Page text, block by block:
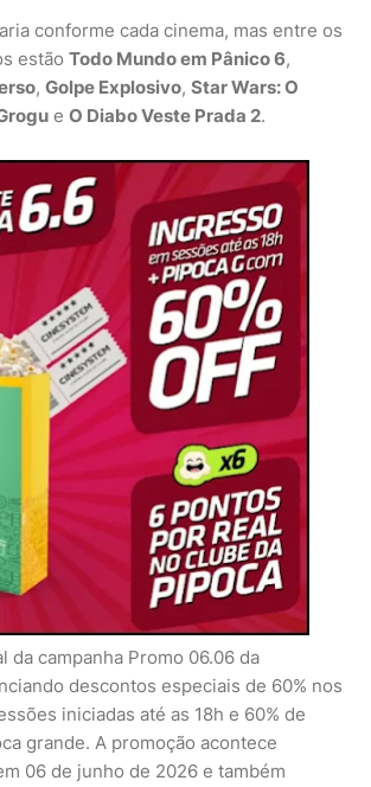
conforme cada cinema, mas entre os
estão Todo Mundo em Pânico 6,
, Golpe Explosivo, Star Wars: O
e O Diabo Veste Prada 2.
da campanha Promo 06.06 da
descontos especiais de 60% nos
iniciadas até as 18h e 60% de
grande. A promoção acontece
06 de junho de 2026 e também